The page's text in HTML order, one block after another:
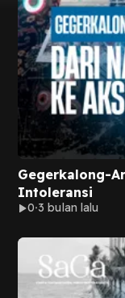
Gegerkalong-
Intoleransi
0 3 bulan lalu